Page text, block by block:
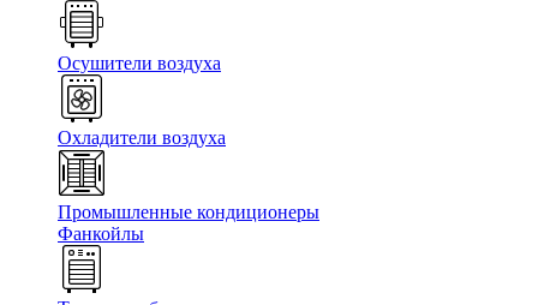
Осушители воздуха
Охладители воздуха
Промышленные кондиционеры
Фанкойлы